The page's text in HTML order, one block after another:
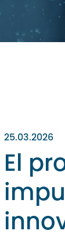
25.03.2026
El